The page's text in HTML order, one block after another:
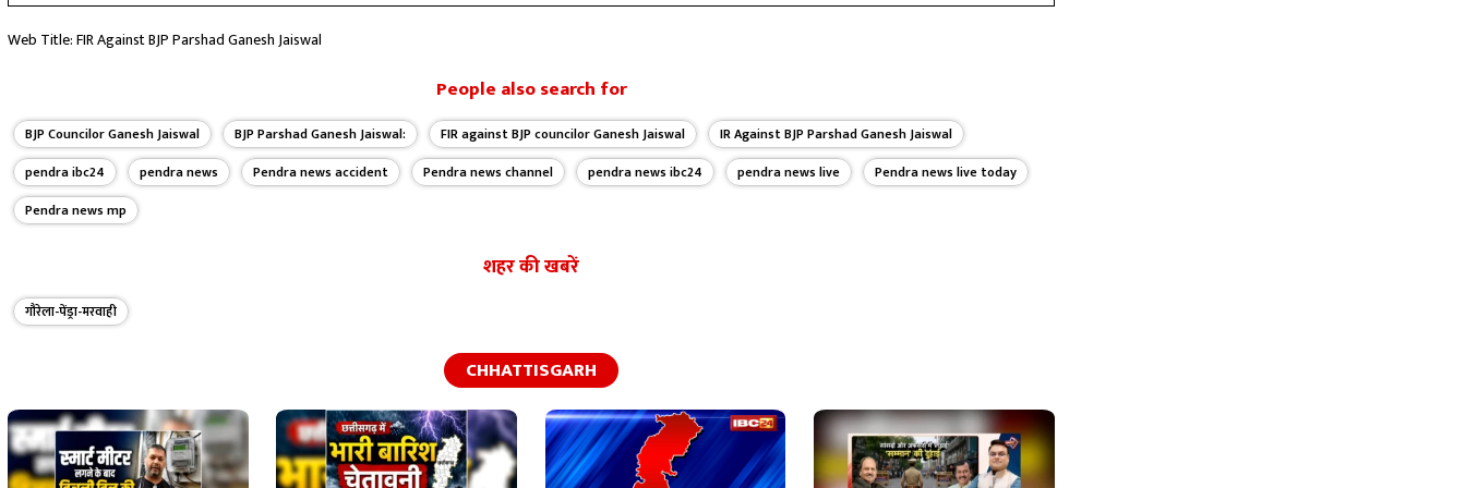
Web Title: FIR Against BJP Parshad Ganesh Jaiswal
People also search for
BJP Councilor Ganesh Jaiswal BJP Parshad Ganesh Jaiswal: FIR against BJP councilor Ganesh Jaiswal
IR Against BJP Parshad Ganesh Jaiswal
pendra ibc24
pendra news Pendra news accident Pendra news channel pendra news ibc24 pendra news live
Pendra news live today
Pendra news mp
शहर की खबरें
गौरेला-पेंड्रा-मरवाही
CHHATTISGARH